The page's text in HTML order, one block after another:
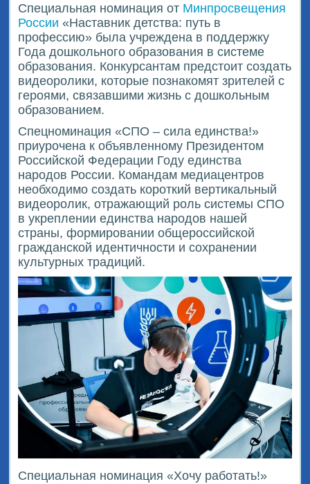
Специальная номинация от Минпросвещения
России «Наставник детства: путь в
профессию» была учреждена в поддержку
Года дошкольного образования в системе
образования. Конкурсантам предстоит создать
видеоролики, которые познакомят зрителей с
героями, связавшими жизнь с дошкольным
образованием.
Спецноминация «СПО – сила единства!»
приурочена к объявленному Президентом
Российской Федерации Году единства
народов России. Командам медиацентров
необходимо создать короткий вертикальный
видеоролик, отражающий роль системы СПО
в укреплении единства народов нашей
страны, формировании общероссийской
гражданской идентичности и сохранении
культурных традиций.
Специальная номинация «Хочу работать!»